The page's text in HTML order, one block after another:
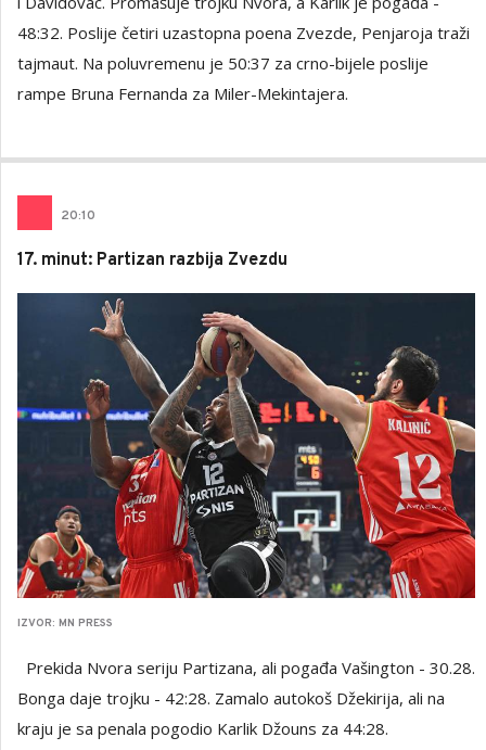
48:32. Poslije četiri uzastopna poena Zvezde, Penjaroja traži
tajmaut. Na poluvremenu je 50:37 za crno-bijele poslije
rampe Bruna Fernanda za Miler-Mekintajera.
20:10
17. minut: Partizan razbija Zvezdu
IZVOR: MN PRESS
Prekida Nvora seriju Partizana, ali pogađa Vašington - 30.28.
Bonga daje trojku - 42:28. Zamalo autokoš Džekirija, ali na
kraju je sa penala pogodio Karlik Džouns za 44:28.